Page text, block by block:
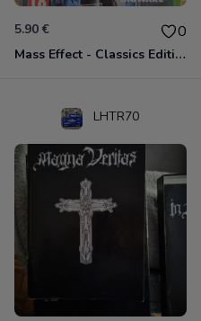
5.90 € 0
Mass Effect - Classics Edition Xbox 360
LHTR70